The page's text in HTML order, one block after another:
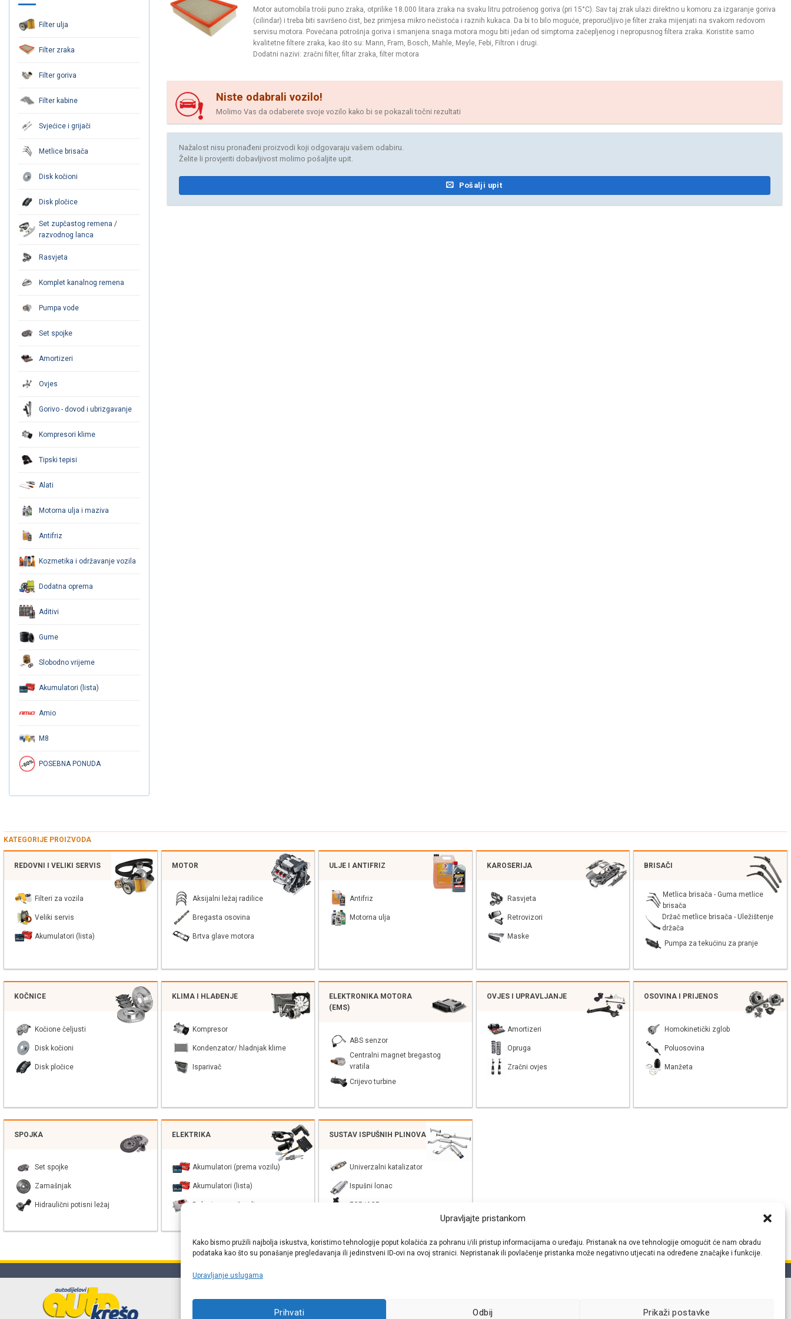
Upravljajte pristankom
Kako bismo pružili najbolja iskustva, koristimo tehnologije poput kolačića za pohranu i/ili pristup informacijama o uređaju. Pristanak na ove tehnologije omogućit će nam obradu
podataka kao što su ponašanje pregledavanja ili jedinstveni ID-ovi na ovoj stranici. Nepristanak ili povlačenje pristanka može negativno utjecati na određene značajke i funkcije.
Upravljanje uslugama
Prihvati Odbij Prikaži postavke
Filter ulja
Filter zraka
Filter goriva
Filter kabine
Svjećice i grijači
Metlice brisača
Disk kočioni
Disk pločice
Set zupčastog remena /
razvodnog lanca
Rasvjeta
Komplet kanalnog remena
Pumpa vode
Set spojke
Amortizeri
Ovjes
Gorivo - dovod i ubrizgavanje
Kompresori klime
Tipski tepisi
Alati
Motorna ulja i maziva
Antifriz
Kozmetika i održavanje vozila
Dodatna oprema
Aditivi
Gume
Slobodno vrijeme
Akumulatori (lista)
Amio
M8
POSEBNA PONUDA
Motor automobila troši puno zraka, otprilike 18.000 litara zraka na svaku litru potrošenog goriva (pri 15°C). Sav taj zrak ulazi direktno u komoru za izgaranje goriva
(cilindar) i treba biti savršeno čist, bez primjesa mikro nečistoća i raznih kukaca. Da bi to bilo moguće, preporučljivo je filter zraka mijenjati na svakom redovom
servisu motora. Povećana potrošnja goriva i smanjena snaga motora mogu biti jedan od simptoma začepljenog i nepropusnog filtera zraka. Koristite samo
kvalitetne filtere zraka, kao što su: Mann, Fram, Bosch, Mahle, Meyle, Febi, Filtron i drugi.
Dodatni nazivi: zračni filter, filtar zraka, filter motora
Niste odabrali vozilo!
Molimo Vas da odaberete svoje vozilo kako bi se pokazali točni rezultati
Nažalost nisu pronađeni proizvodi koji odgovaraju vašem odabiru.
Želite li provjeriti dobavljivost molimo pošaljite upit.
Pošalji upit
KATEGORIJE PROIZVODA
REDOVNI I VELIKI SERVIS
Filteri za vozila
Veliki servis
Akumulatori (lista)
MOTOR
Aksijalni ležaj radilice
Bregasta osovina
Brtva glave motora
ULJE I ANTIFRIZ
Antifriz
Motorna ulja
KAROSERIJA
Rasvjeta
Retrovizori
Maske
BRISAČI
Metlica brisača - Guma metlice
brisača
Držač metlice brisača - Uležištenje
držača
Pumpa za tekućinu za pranje
KOČNICE
Kočione čeljusti
Disk kočioni
Disk pločice
KLIMA I HLAĐENJE
Kompresor
Kondenzator/ hladnjak klime
Isparivač
ELEKTRONIKA MOTORA
(EMS)
ABS senzor
Centralni magnet bregastog
vratila
Crijevo turbine
OVJES I UPRAVLJANJE
Amortizeri
Opruga
Zračni ovjes
OSOVINA I PRIJENOS
Homokinetički zglob
Poluosovina
Manžeta
SPOJKA
Set spojke
Zamašnjak
Hidraulični potisni ležaj
ELEKTRIKA
Akumulatori (prema vozilu)
Akumulatori (lista)
Balast xenon žarulje
SUSTAV ISPUŠNIH PLINOVA
Univerzalni katalizator
Ispušni lonac
EGR/AGR
Online webshop autodijelova- Auto Krešo - preko 200 svjetski poznatih i priznatih
proizvođača rezervnih dijelova za sve vrste i tipove osobnih i lakih teretnih vozila.